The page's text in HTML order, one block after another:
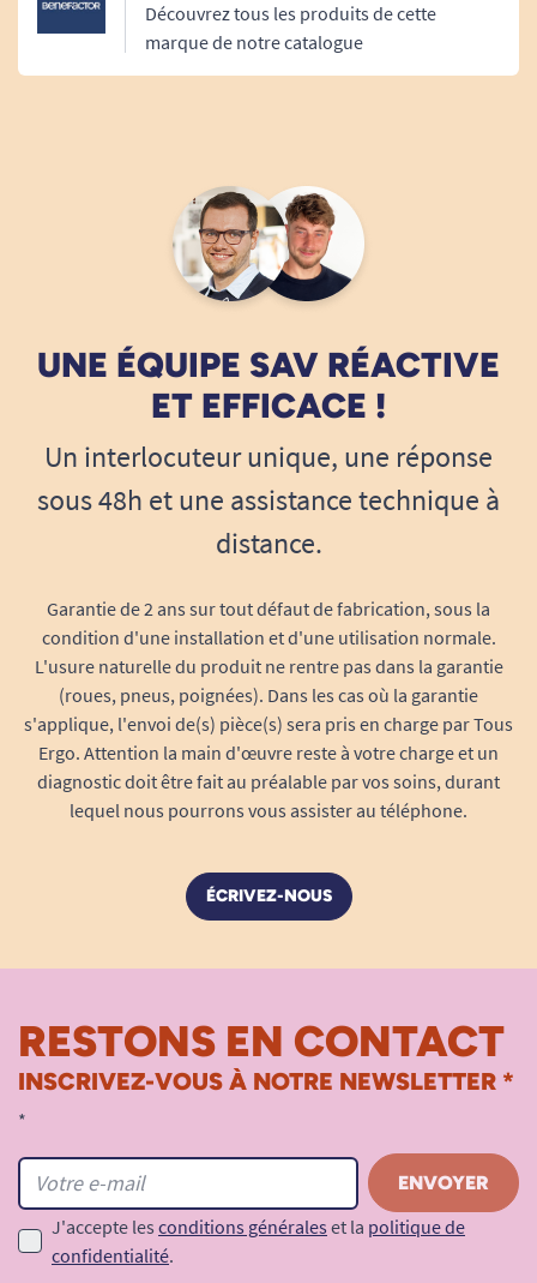
Découvrez tous les produits de cette
marque de notre catalogue
UNE ÉQUIPE SAV RÉACTIVE
ET EFFICACE !
Un interlocuteur unique, une réponse
sous 48h et une assistance technique à
distance.
Garantie de 2 ans sur tout défaut de fabrication, sous la
condition d'une installation et d'une utilisation normale.
L'usure naturelle du produit ne rentre pas dans la garantie
(roues, pneus, poignées). Dans les cas où la garantie
s'applique, l'envoi de(s) pièce(s) sera pris en charge par Tous
Ergo. Attention la main d'œuvre reste à votre charge et un
diagnostic doit être fait au préalable par vos soins, durant
lequel nous pourrons vous assister au téléphone.
ÉCRIVEZ-NOUS
RESTONS EN CONTACT
INSCRIVEZ-VOUS À NOTRE NEWSLETTER *
*
J'accepte les conditions générales et la politique de
confidentialité.